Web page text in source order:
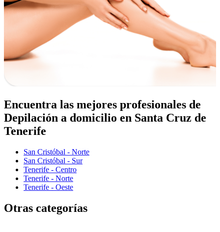
Encuentra las mejores profesionales de
Depilación a domicilio en Santa Cruz de
Tenerife
San Cristóbal - Norte
San Cristóbal - Sur
Tenerife - Centro
Tenerife - Norte
Tenerife - Oeste
Otras categorías